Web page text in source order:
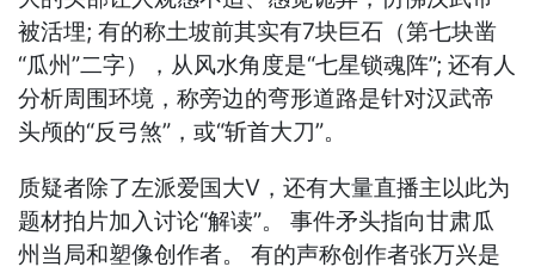
被活埋; 有的称土坡前其实有7块巨石（第七块凿
“瓜州”二字），从风水角度是“七星锁魂阵”; 还有人
分析周围环境，称旁边的弯形道路是针对汉武帝
头颅的“反弓煞”，或“斩首大刀”。
质疑者除了左派爱国大V，还有大量直播主以此为
题材拍片加入讨论“解读”。 事件矛头指向甘肃瓜
州当局和塑像创作者。 有的声称创作者张万兴是